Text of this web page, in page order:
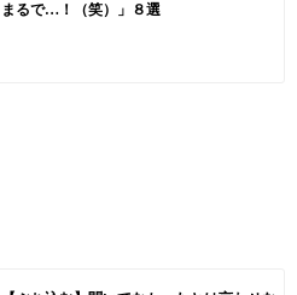
まるで…！（笑）」８選